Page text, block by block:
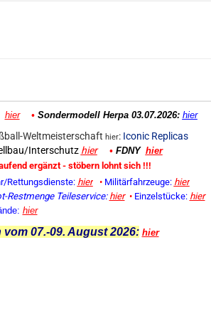
hier • Sondermodell Herpa 03.07.2026: hier
Weltmeisterschaft hier: Iconic Replicas
Interschutz hier • FDNY hier
ergänzt - stöbern lohnt sich !!!
Rettungsdienste: hier • Militärfahrzeuge: hier
Restmenge Teileservice: hier • Einzelstücke: hier
hier
07.-09. August 2026: hier